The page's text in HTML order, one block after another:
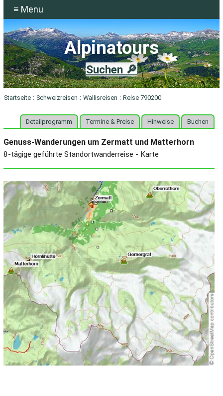
≡ Menu
Suchen 🔎
Alpinatours
Startseite : Schweizreisen : Wallisreisen : Reise 790200
Detailprogramm Termine & Preise Hinweise Buchen
Genuss-Wanderungen um Zermatt und Matterhorn
8-tägige geführte Standortwanderreise - Karte